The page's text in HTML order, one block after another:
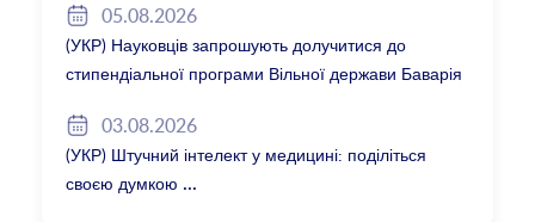
05.08.2026
(УКР) Науковців запрошують долучитися до
стипендіальної програми Вільної держави Баварія
03.08.2026
(УКР) Штучний інтелект у медицині: поділіться
своєю думкою